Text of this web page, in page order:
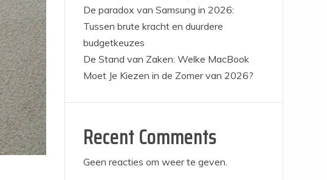
De paradox van Samsung in 2026:
Tussen brute kracht en duurdere
budgetkeuzes
De Stand van Zaken: Welke MacBook
Moet Je Kiezen in de Zomer van 2026?
Recent Comments
Geen reacties om weer te geven.